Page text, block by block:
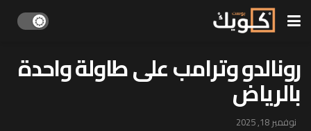
رونالدو وترامب على طاولة واحدة
بالرياض
نوفمبر 18, 2025